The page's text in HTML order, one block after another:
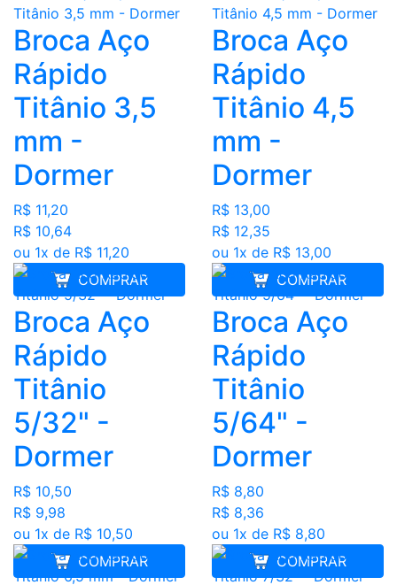
Broca Aço
Rápido
Titânio 3,5
mm -
Dormer
R$ 11,20
R$ 10,64
ou 1x de R$ 11,20
COMPRAR
Broca Aço
Rápido
Titânio 4,5
mm -
Dormer
R$ 13,00
R$ 12,35
ou 1x de R$ 13,00
COMPRAR
Broca Aço
Rápido
Titânio
5/32" -
Dormer
R$ 10,50
R$ 9,98
ou 1x de R$ 10,50
COMPRAR
Broca Aço
Rápido
Titânio
5/64" -
Dormer
R$ 8,80
R$ 8,36
ou 1x de R$ 8,80
COMPRAR